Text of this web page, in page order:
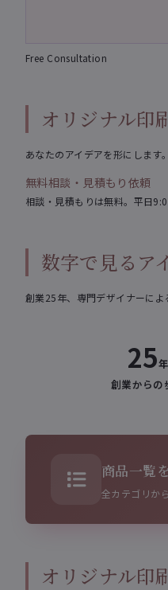
Free Consultation
オリジナル印
あなたのアイデアを形にします
無料相談・見積もり依頼
相談・見積もりは無料。平日
数字で見るア
創業25年、専門デザイナーによ
25年
創業からの
商品一覧
全カテゴリか
オリジナル印